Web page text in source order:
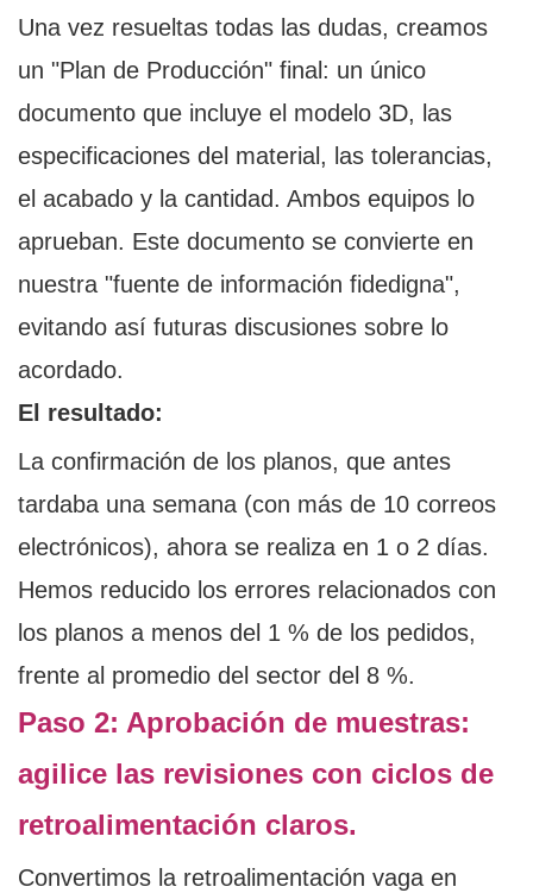
Una vez resueltas todas las dudas, creamos
un "Plan de Producción" final: un único
documento que incluye el modelo 3D, las
especificaciones del material, las tolerancias,
el acabado y la cantidad. Ambos equipos lo
aprueban. Este documento se convierte en
nuestra "fuente de información fidedigna",
evitando así futuras discusiones sobre lo
acordado.
El resultado:
La confirmación de los planos, que antes
tardaba una semana (con más de 10 correos
electrónicos), ahora se realiza en 1 o 2 días.
Hemos reducido los errores relacionados con
los planos a menos del 1 % de los pedidos,
frente al promedio del sector del 8 %.
Paso 2: Aprobación de muestras:
agilice las revisiones con ciclos de
retroalimentación claros.
Convertimos la retroalimentación vaga en